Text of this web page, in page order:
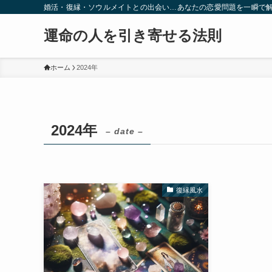
婚活・復縁・ソウルメイトとの出会い…あなたの恋愛問題を一瞬で
運命の人を引き寄せる法則
ホーム 2024年
2024年 – date –
復縁風水